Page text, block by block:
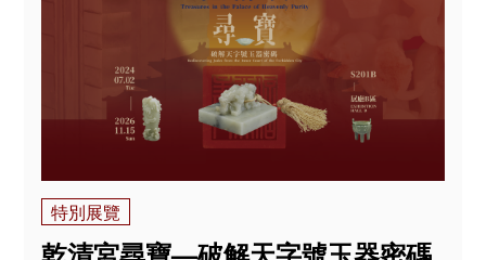
特別展覽